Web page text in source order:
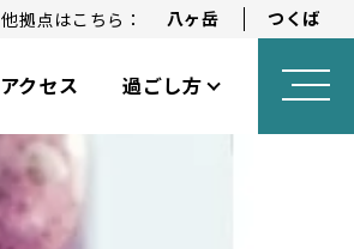
他拠点はこちら： 八ヶ岳 つくば
アクセス 過ごし方